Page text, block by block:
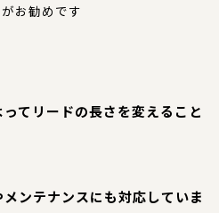
お勧めです
てリードの長さを変えること
ンテナンスにも対応していま